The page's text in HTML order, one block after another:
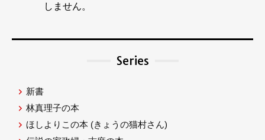
しません。
Series
新書
林真理子の本
ほしよりこの本 (きょうの猫村さん)